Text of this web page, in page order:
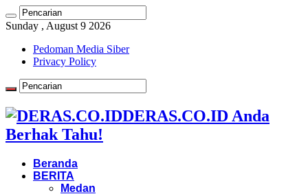
Sunday , August 9 2026
Pedoman Media Siber
Privacy Policy
DERAS.CO.ID Anda
Berhak Tahu!
Beranda
BERITA
Medan